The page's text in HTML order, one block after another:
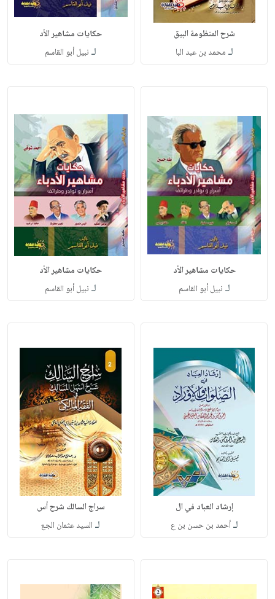
شرح المنظومة البيق
لـ محمد بن عبد البا
حكايات مشاهير الأد
لـ نبيل أبو القاسم
حكايات مشاهير الأد
لـ نبيل أبو القاسم
حكايات مشاهير الأد
لـ نبيل أبو القاسم
إرشاد العباد في ال
لـأحمد بن حسن بن ع
سراج السالك شرح أس
لـ السيد عثمان الجع